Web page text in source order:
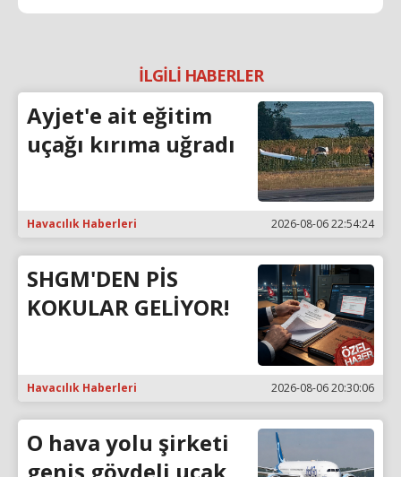
İLGİLİ HABERLER
Ayjet'e ait eğitim
uçağı kırıma uğradı
Havacılık Haberleri 2026-08-06 22:54:24
SHGM'DEN PİS
KOKULAR GELİYOR!
Havacılık Haberleri 2026-08-06 20:30:06
O hava yolu şirketi